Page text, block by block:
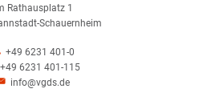
Rathausplatz 1
Schauernheim
+49 6231 401-0
+49 6231 401-115
info@vgds.de